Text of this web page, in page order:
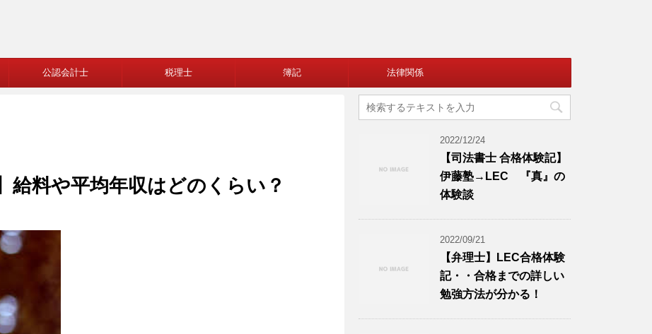
公認会計士 税理士 簿記 法律関係
給料や平均年収はどのくらい？
2022/12/24
【司法書士 合格体験記】
伊藤塾→LEC 『真』の
体験談
2022/09/21
【弁理士】LEC合格体験
記・・合格までの詳しい
勉強方法が分かる！